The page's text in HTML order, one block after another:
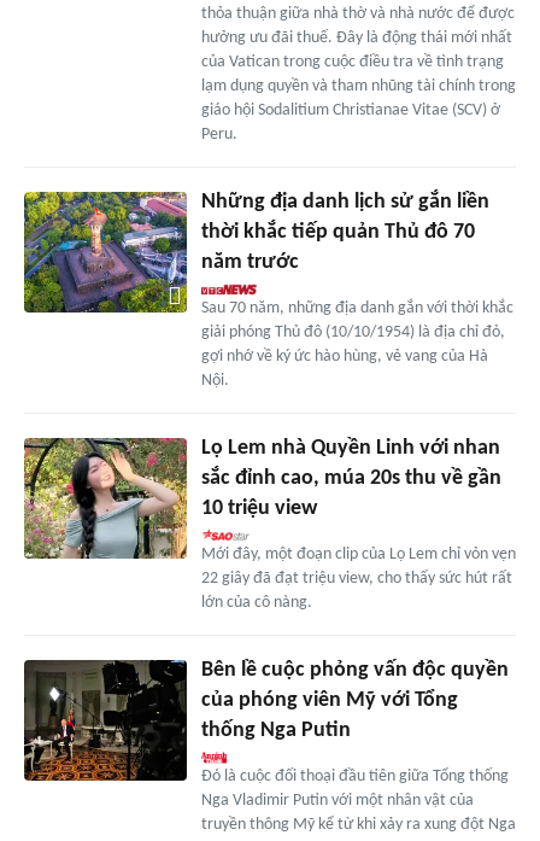
thỏa thuận giữa nhà thờ và nhà nước để được
hưởng ưu đãi thuế. Đây là động thái mới nhất
của Vatican trong cuộc điều tra về tình trạng
lạm dụng quyền và tham nhũng tài chính trong
giáo hội Sodalitium Christianae Vitae (SCV) ở
Peru.
Những địa danh lịch sử gắn liền
thời khắc tiếp quản Thủ đô 70
năm trước
Sau 70 năm, những địa danh gắn với thời khắc
giải phóng Thủ đô (10/10/1954) là địa chỉ đỏ,
gợi nhớ về ký ức hào hùng, vẻ vang của Hà
Nội.
Lọ Lem nhà Quyền Linh với nhan
sắc đỉnh cao, múa 20s thu về gần
10 triệu view
Mới đây, một đoạn clip của Lọ Lem chỉ vỏn vẹn
22 giây đã đạt triệu view, cho thấy sức hút rất
lớn của cô nàng.
Bên lề cuộc phỏng vấn độc quyền
của phóng viên Mỹ với Tổng
thống Nga Putin
Đó là cuộc đối thoại đầu tiên giữa Tổng thống
Nga Vladimir Putin với một nhân vật của
truyền thông Mỹ kể từ khi xảy ra xung đột Nga